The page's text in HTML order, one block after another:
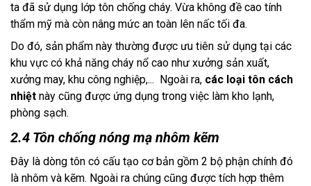
ta đã sử dụng lớp tôn chống cháy. Vừa không đề cao tính
thẩm mỹ mà còn nâng mức an toàn lên nấc tối đa.
Do đó, sản phẩm này thường được ưu tiên sử dụng tại các
khu vực có khả năng cháy nổ cao như xưởng sản xuất,
xưởng may, khu công nghiệp,...  Ngoài ra, các loại tôn cách
nhiệt này cũng được ứng dụng trong việc làm kho lạnh,
phòng sạch.
2.4 Tôn chống nóng mạ nhôm kẽm
Đây là dòng tôn có cấu tạo cơ bản gồm 2 bộ phận chính đó
là nhôm và kẽm. Ngoài ra chúng cũng được tích hợp thêm